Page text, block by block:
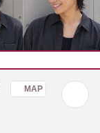
MAP